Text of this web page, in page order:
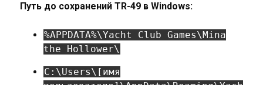
Путь до сохранений TR-49 в Windows:
%APPDATA%\Yacht Club Games\Mina
the Hollower\
C:\Users\[имя